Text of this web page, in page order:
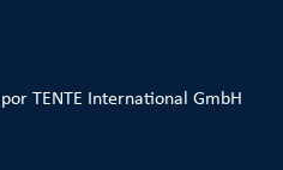
TENTE International GmbH